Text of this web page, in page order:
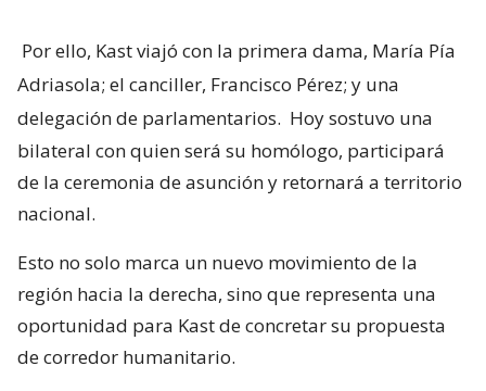
Por ello, Kast viajó con la primera dama, María Pía
Adriasola; el canciller, Francisco Pérez; y una
delegación de parlamentarios. Hoy sostuvo una
bilateral con quien será su homólogo, participará
de la ceremonia de asunción y retornará a territorio
nacional.
Esto no solo marca un nuevo movimiento de la
región hacia la derecha, sino que representa una
oportunidad para Kast de concretar su propuesta
de corredor humanitario.